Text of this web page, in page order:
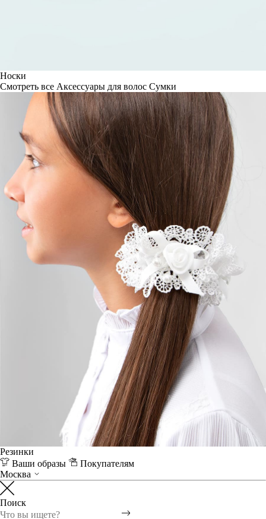
Носки
Смотреть все Аксессуары для волос Сумки
Резинки
Ваши образы
Покупателям
Москва
Поиск